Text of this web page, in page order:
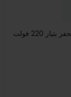
آلة محكمة الإغلاق الكهربائية المحمولة بمسدس الحفر بتيار 220 فولت